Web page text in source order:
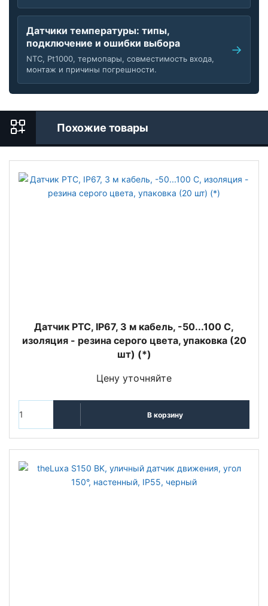
Датчики температуры: типы,
подключение и ошибки выбора
NTC, Pt1000, термопары, совместимость входа,
монтаж и причины погрешности.
Похожие товары
Датчик PTC, IP67, 3 м кабель, -50...100 C,
изоляция - резина серого цвета, упаковка (20
шт) (*)
Цену уточняйте
В корзину